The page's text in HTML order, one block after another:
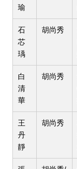
瑜
石
芯
瑀
胡尚秀
白
清
華
胡尚秀
王
丹
靜
胡尚秀